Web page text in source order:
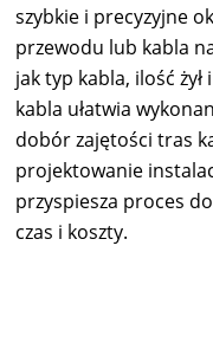
szybkie i precyzyjne
przewodu lub kabla
jak typ kabla, ilość
kabla ułatwia
dobór zajętości tras
projektowanie
przyspiesza proces
czas i koszty.